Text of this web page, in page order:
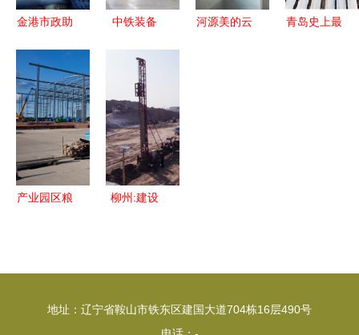
金港市政助
建设工程
高品质施工
案例解析
中铁装备
型锚注一体
台车 高原
隧道施工的
专用利器
河源美的云
青岛史上最
产业园区粮
柳州:建设
地址：辽宁省鞍山市铁东区建国大道704栋16层490号